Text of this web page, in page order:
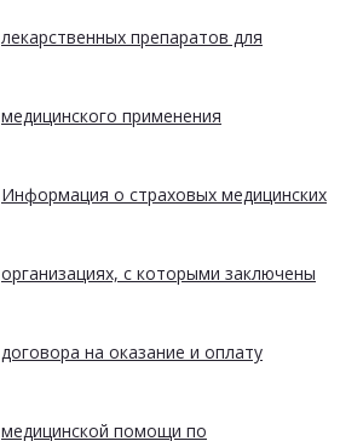
лекарственных препаратов для
медицинского применения
Информация о страховых медицинских
организациях, с которыми заключены
договора на оказание и оплату
медицинской помощи по